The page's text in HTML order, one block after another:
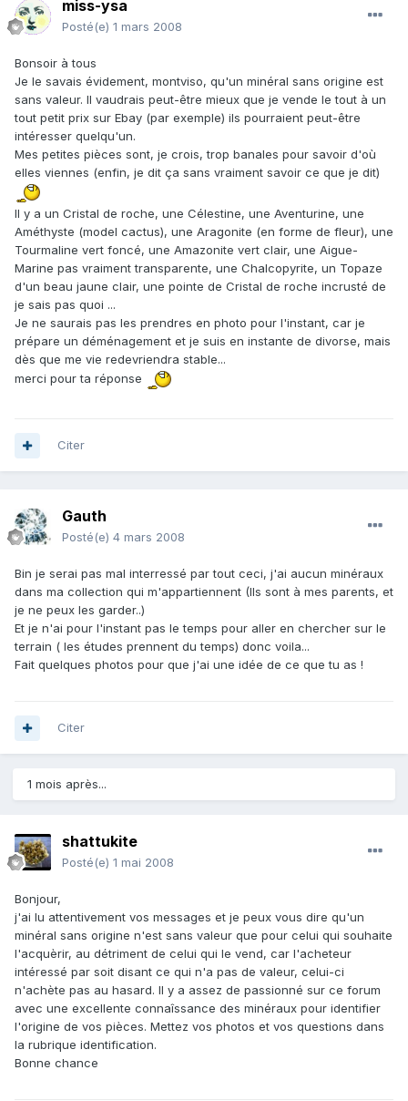
miss-ysa
Posté(e) 1 mars 2008
Bonsoir à tous
Je le savais évidement, montviso, qu'un minéral sans origine est
sans valeur. Il vaudrais peut-être mieux que je vende le tout à un
tout petit prix sur Ebay (par exemple) ils pourraient peut-être
intéresser quelqu'un.
Mes petites pièces sont, je crois, trop banales pour savoir d'où
elles viennes (enfin, je dit ça sans vraiment savoir ce que je dit)
Il y a un Cristal de roche, une Célestine, une Aventurine, une
Améthyste (model cactus), une Aragonite (en forme de fleur), une
Tourmaline vert foncé, une Amazonite vert clair, une Aigue-
Marine pas vraiment transparente, une Chalcopyrite, un Topaze
d'un beau jaune clair, une pointe de Cristal de roche incrusté de
je sais pas quoi ...
Je ne saurais pas les prendres en photo pour l'instant, car je
prépare un déménagement et je suis en instante de divorse, mais
dès que me vie redevriendra stable...
merci pour ta réponse
Citer
Gauth
Posté(e) 4 mars 2008
Bin je serai pas mal interressé par tout ceci, j'ai aucun minéraux
dans ma collection qui m'appartiennent (Ils sont à mes parents, et
je ne peux les garder..)
Et je n'ai pour l'instant pas le temps pour aller en chercher sur le
terrain ( les études prennent du temps) donc voila...
Fait quelques photos pour que j'ai une idée de ce que tu as !
Citer
1 mois après...
shattukite
Posté(e) 1 mai 2008
Bonjour,
j'ai lu attentivement vos messages et je peux vous dire qu'un
minéral sans origine n'est sans valeur que pour celui qui souhaite
l'acquèrir, au détriment de celui qui le vend, car l'acheteur
intéressé par soit disant ce qui n'a pas de valeur, celui-ci
n'achète pas au hasard. Il y a assez de passionné sur ce forum
avec une excellente connaîssance des minéraux pour identifier
l'origine de vos pièces. Mettez vos photos et vos questions dans
la rubrique identification.
Bonne chance